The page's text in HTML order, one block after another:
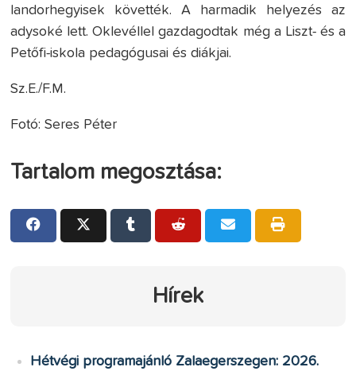
landorhegyisek követték. A harmadik helyezés az
adysoké lett. Oklevéllel gazdagodtak még a Liszt- és a
Petőfi-iskola pedagógusai és diákjai.
Sz.E./F.M.
Fotó: Seres Péter
Tartalom megosztása:
Hírek
Hétvégi programajánló Zalaegerszegen: 2026.